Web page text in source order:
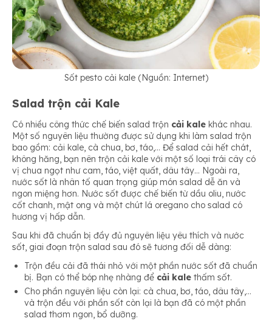
Sốt pesto cải kale (Nguồn: Internet)
Salad trộn cải Kale
Có nhiều công thức chế biến salad trộn cải kale khác nhau.
Một số nguyên liệu thường được sử dụng khi làm salad trộn
bao gồm: cải kale, cà chua, bơ, táo,… Để salad cải hết chát,
không hăng, bạn nên trộn cải kale với một số loại trái cây có
vị chua ngọt như cam, táo, việt quất, dâu tây… Ngoài ra,
nước sốt là nhân tố quan trọng giúp món salad dễ ăn và
ngon miệng hơn. Nước sốt được chế biến từ dầu oliu, nước
cốt chanh, mật ong và một chút lá oregano cho salad có
hương vị hấp dẫn.
Sau khi đã chuẩn bị đầy đủ nguyên liệu yêu thích và nước
sốt, giai đoạn trộn salad sau đó sẽ tương đối dễ dàng:
Trộn đều cải đã thái nhỏ với một phần nước sốt đã chuẩn
bị. Bạn có thể bóp nhẹ nhàng để cải kale thấm sốt.
Cho phần nguyên liệu còn lại: cà chua, bơ, táo, dâu tây,…
và trộn đều với phần sốt còn lại là bạn đã có một phần
salad thơm ngon, bổ dưỡng.